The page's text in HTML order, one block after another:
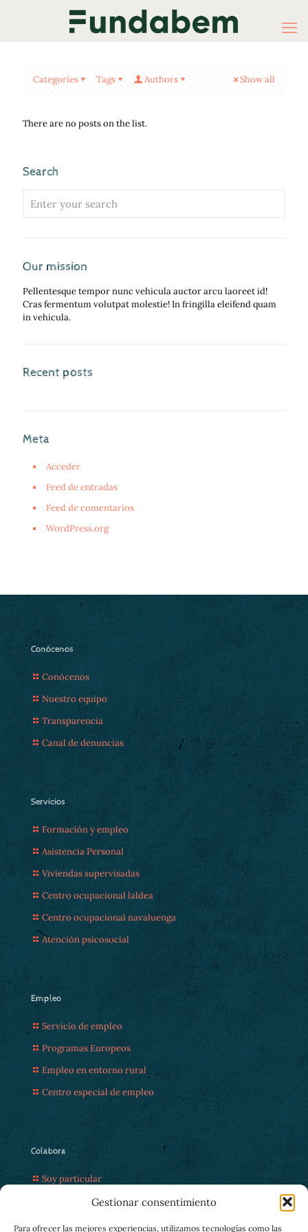
Gestionar consentimiento
Para ofrecer las mejores experiencias, utilizamos tecnologías como las
Categories Tags Authors Show all
There are no posts on the list.
Search
Our mission
Pellentesque tempor nunc vehicula auctor arcu laoreet id!
Cras fermentum volutpat molestie! In fringilla eleifend quam
in vehicula.
Recent posts
Meta
Acceder
Feed de entradas
Feed de comentarios
WordPress.org
Conócenos
Conócenos
Nuestro equipo
Transparencia
Canal de denuncias
Servicios
Formación y empleo
Asistencia Personal
Viviendas supervisadas
Centro ocupacional laldea
Centro ocupacional navaluenga
Atención psicosocial
Empleo
Servicio de empleo
Programas Europeos
Empleo en entorno rural
Centro especial de empleo
Colabora
Soy particular
Soy empresa
Voluntariado